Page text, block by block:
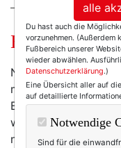
Brauche ich
Nein, ich brauch
man auch ein
Blütenblättern
wunderbar
neuestem im
alle
Du hast auch die
vorzunehmen. (Außerdem
Fußbereich unserer
wieder abwählen.
Datenschutzerklärung.)
Eine Übersicht aller auf
auf detaillierte
Notwendige
Sind für die